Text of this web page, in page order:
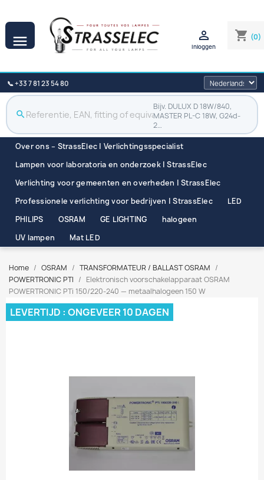
 shopping_cart (0)

Inloggen
📞 +33 7 81 23 54 80
search
Bijv. DULUX D 18W/840,
MASTER PL-C 18W, G24d-
2…
Over ons – StrassElec | Verlichtingsspecialist
Lampen voor laboratoria en onderzoek | StrassElec
Verlichting voor gemeenten en overheden | StrassElec
Professionele verlichting voor bedrijven | StrassElec
LED
PHILIPS
OSRAM GE LIGHTING
halogeen
UV lampen
Mat LED
Home OSRAM
TRANSFORMATEUR / BALLAST OSRAM
POWERTRONIC PTI
Elektronisch voorschakelapparaat OSRAM
POWERTRONIC PTi 150/220-240 — metaalhalogeen 150 W
LEVERTIJD : ONGEVEER 10 DAGEN